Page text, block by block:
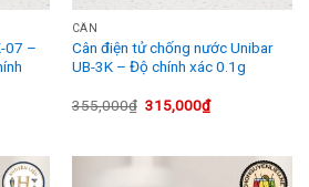
07 –
CÂN
Cân điện tử chống nước Unibar
UB-3K – Độ chính xác 0.1g
355,000₫ Giá
315,000₫Giá
hiện
315,000₫.